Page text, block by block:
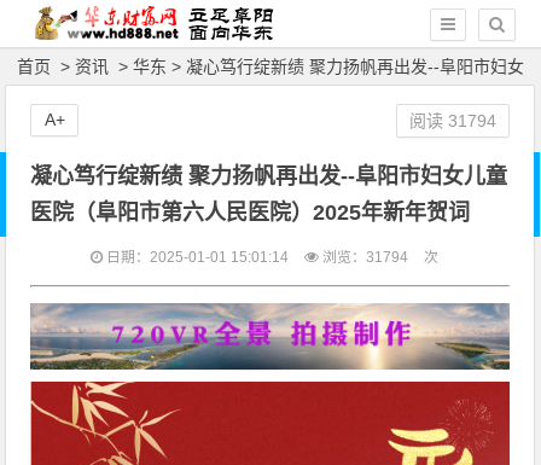
首页 >资讯 >华东 > 凝心笃行绽新绩 聚力扬帆再出发--阜阳市妇女
儿童医院（阜阳市第六人民医院）2025年新年贺词
凝心笃行绽新绩 聚力扬帆再出发--阜阳市妇女儿童
医院（阜阳市第六人民医院）2025年新年贺词
日期：2025-01-01 15:01:14 浏览： 31794 次
阅读31794
A+